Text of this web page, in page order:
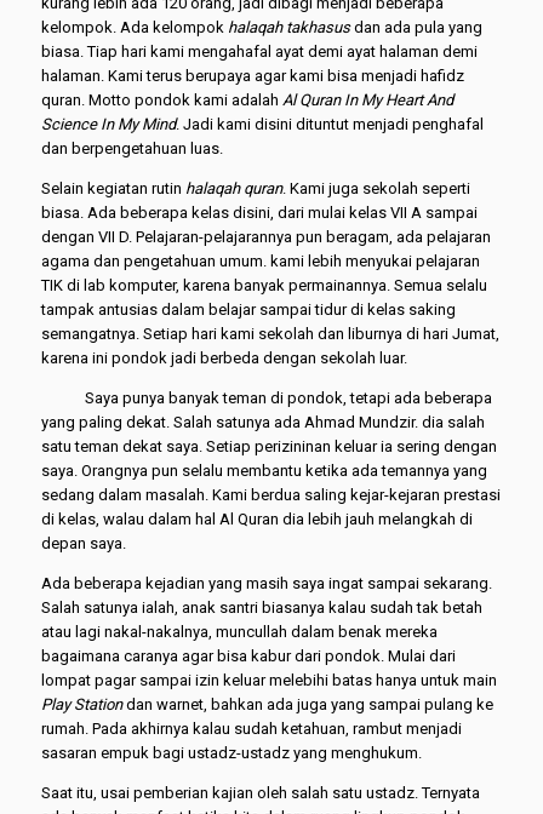
kelompok. Ada kelompok halaqah takhasusdan ada pula yang
biasa. Tiap hari kami mengahafal ayat demi ayat halaman demi
halaman. Kami terus berupaya agar kami bisa menjadi hafidz
quran. Motto pondok kami adalah Al Quran In My Heart And
Science In My Mind. Jadi kami disini dituntut menjadi penghafal
dan berpengetahuan luas.
Selain kegiatan rutin halaqah quran. Kami juga sekolah seperti
biasa. Ada beberapa kelas disini, dari mulai kelas VII A sampai
dengan VII D. Pelajaran-pelajarannya pun beragam, ada pelajaran
agama dan pengetahuan umum. kami lebih menyukai pelajaran
TIK di lab komputer, karena banyak permainannya. Semua selalu
tampak antusias dalam belajar sampai tidur di kelas saking
semangatnya. Setiap hari kami sekolah dan liburnya di hari Jumat,
karena ini pondok jadi berbeda dengan sekolah luar.
Saya punya banyak teman di pondok, tetapi ada beberapa
yang paling dekat. Salah satunya ada Ahmad Mundzir. dia salah
satu teman dekat saya. Setiap perizininan keluar ia sering dengan
saya. Orangnya pun selalu membantu ketika ada temannya yang
sedang dalam masalah. Kami berdua saling kejar-kejaran prestasi
di kelas, walau dalam hal Al Quran dia lebih jauh melangkah di
depan saya.
Ada beberapa kejadian yang masih saya ingat sampai sekarang.
Salah satunya ialah, anak santri biasanya kalau sudah tak betah
atau lagi nakal-nakalnya, muncullah dalam benak mereka
bagaimana caranya agar bisa kabur dari pondok. Mulai dari
lompat pagar sampai izin keluar melebihi batas hanya untuk main
Play Stationdan warnet, bahkan ada juga yang sampai pulang ke
rumah. Pada akhirnya kalau sudah ketahuan, rambut menjadi
sasaran empuk bagi ustadz-ustadz yang menghukum.
Saat itu, usai pemberian kajian oleh salah satu ustadz. Ternyata